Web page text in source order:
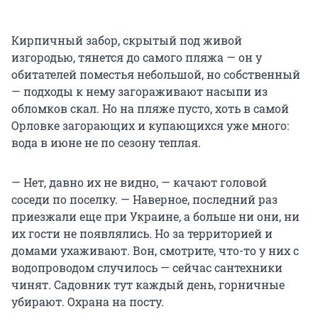
Кирпичный забор, скрытый под живой
изгородью, тянется до самого пляжа — он у
обитателей поместья небольшой, но собственный
— подходы к нему загораживают насыпи из
обломков скал. Но на пляже пусто, хоть в самой
Орловке загорающих и купающихся уже много:
вода в июне не по сезону теплая.
— Нет, давно их не видно, — качают головой
соседи по поселку. — Наверное, последний раз
приезжали еще при Украине, а больше ни они, ни
их гости не появлялись. Но за территорией и
домами ухаживают. Вон, смотрите, что-то у них с
водопроводом случилось — сейчас сантехники
чинят. Садовник тут каждый день, горничные
убирают. Охрана на посту.